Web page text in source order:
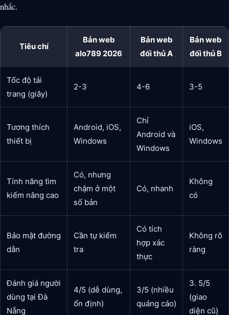
nhắc.
Tiêu chí
Bản web
alo789 2026
Bản web
đối thủ A
Bản web
đối thủ B
Tốc độ tải
trang (giây)
2-3 4-6 3-5
Tương thích
thiết bị
Android, iOS,
Windows
Chỉ
Android và
Windows
iOS,
Windows
Tính năng tìm
kiếm nâng cao
Có, nhưng
chậm ở một
số bản
Có, nhanh
Không
có
Bảo mật đường
dẫn
Cần tự kiểm
tra
Có tích
hợp xác
thực
Không rõ
ràng
Đánh giá người
dùng tại Đà
Nẵng
4/5 (dễ dùng,
ổn định)
3/5 (nhiều
quảng cáo)
3. 5/5
(giao
diện cũ)